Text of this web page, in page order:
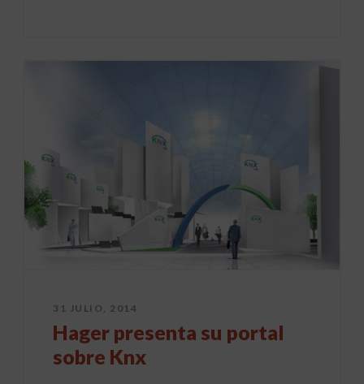
31 JULIO, 2014
Hager presenta su portal
sobre Knx